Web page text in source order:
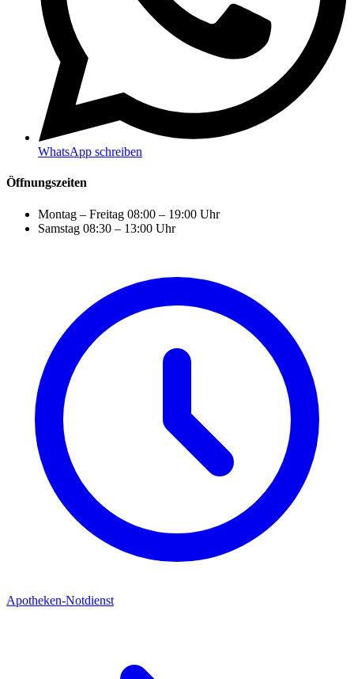
WhatsApp schreiben
Öffnungszeiten
Montag – Freitag 08:00 – 19:00 Uhr
Samstag 08:30 – 13:00 Uhr
Apotheken-Notdienst